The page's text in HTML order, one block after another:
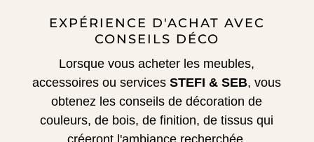
EXPÉRIENCE D'ACHAT AVEC
CONSEILS DÉCO
Lorsque vous acheter les meubles,
accessoires ou servicesSTEFI & SEB, vous
obtenez les conseils de décoration de
couleurs, de bois, de finition, de tissus qui
créeront l'ambiance recherchée.